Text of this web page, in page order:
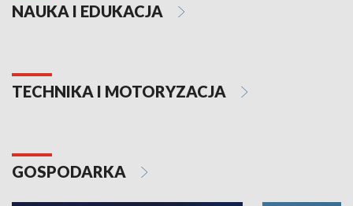
NAUKA I EDUKACJA
TECHNIKA I MOTORYZACJA
GOSPODARKA